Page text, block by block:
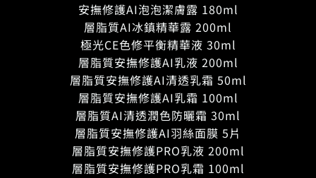
安撫修護AI泡泡潔膚露 180ml
層脂質AI冰鎮精華露 200ml
極光CE色修平衡精華液 30ml
層脂質安撫修護AI乳液 200ml
層脂質安撫修護AI清透乳霜 50ml
層脂質安撫修護AI乳霜 100ml
層脂質AI清透潤色防曬霜 30ml
層脂質安撫修護AI羽絲面膜 5片
層脂質安撫修護PRO乳液 200ml
層脂質安撫修護PRO乳霜 100ml